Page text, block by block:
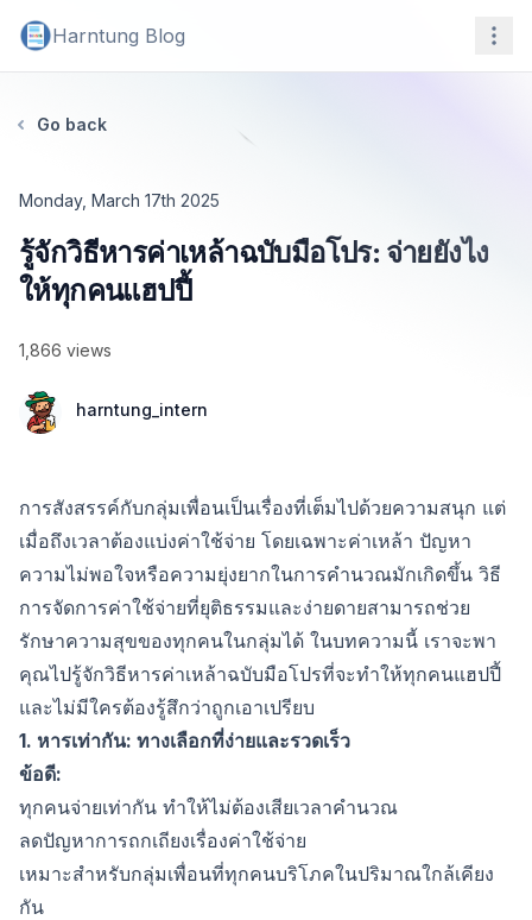
Harntung Blog
Go back
รู้จักวิธีหารค่าเหล้าฉบับมือโปร: จ่ายยังไง
ให้ทุกคนแฮปปี้
Monday, March 17th 2025
1,866 views
harntung_intern
การสังสรรค์กับกลุ่มเพื่อนเป็นเรื่องที่เต็มไปด้วยความสนุก แต่
เมื่อถึงเวลาต้องแบ่งค่าใช้จ่าย โดยเฉพาะค่าเหล้า ปัญหา
ความไม่พอใจหรือความยุ่งยากในการคำนวณมักเกิดขึ้น วิธี
การจัดการค่าใช้จ่ายที่ยุติธรรมและง่ายดายสามารถช่วย
รักษาความสุขของทุกคนในกลุ่มได้ ในบทความนี้ เราจะพา
คุณไปรู้จักวิธีหารค่าเหล้าฉบับมือโปรที่จะทำให้ทุกคนแฮปปี้
และไม่มีใครต้องรู้สึกว่าถูกเอาเปรียบ
1. หารเท่ากัน: ทางเลือกที่ง่ายและรวดเร็ว
ข้อดี:
ทุกคนจ่ายเท่ากัน ทำให้ไม่ต้องเสียเวลาคำนวณ
ลดปัญหาการถกเถียงเรื่องค่าใช้จ่าย
เหมาะสำหรับกลุ่มเพื่อนที่ทุกคนบริโภคในปริมาณใกล้เคียง
กัน